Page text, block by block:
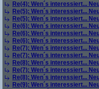
Re(4): Wen´s interessiert...
Re(5): Wen´s interessiert...
Re(5): Wen´s interessiert...
Re(6): Wen´s interessiert...
Re(6): Wen´s interessiert...
Re(6): Wen´s interessiert...
Re(7): Wen´s interessiert...
Re(7): Wen´s interessiert...
Re(8): Wen´s interessiert...
Re(7): Wen´s interessiert...
Re(8): Wen´s interessiert...
Re(9): Wen´s interessiert...